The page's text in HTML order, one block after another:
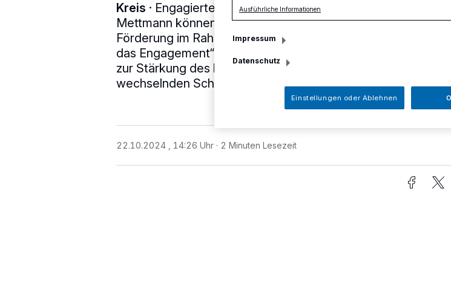
Kreis · Engagierte Vereine, Initiativen und Organisationen im
Mettmann können noch bis Anfang November einen Antrag
Förderung im Rahmen des Landesprogramms „2.000 x
das Engagement“ stellen. Seit 2021 werden jährlich 2.000
zur Stärkung des bürgerschaftlichen Engagements zu einem
wechselnden Schwerpunktthema mit je 1.000 Euro
22.10.2024 , 14:26 Uhr 2 Minuten Lesezeit
Ausführliche Informationen
Impressum
Datenschutz
Einstellungen oder Ablehnen